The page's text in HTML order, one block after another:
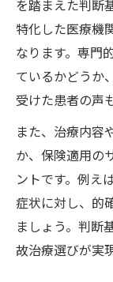
を踏まえた判断
特化した医療機
なります。専門
ているかどうか
受けた患者の声
また、治療内容
か、保険適用の
ントです。例え
症状に対し、的
ましょう。判断
故治療選びが実